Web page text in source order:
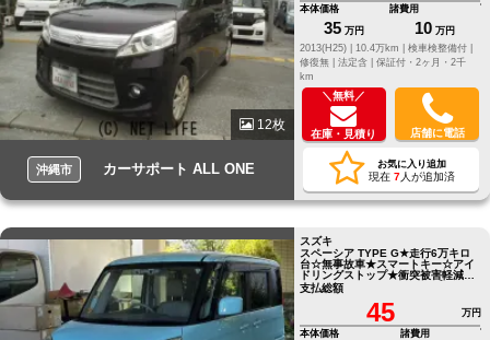
12枚
沖縄市 カーサポート ALL ONE
本体価格
35 万円
諸費用
10 万円
2013(H25) |
10.4万km |
検車検整備付 |
修復無 | 法定含 | 保証付・2ヶ月・2千
km
＼無料／
在庫・見積り 店舗に電話
お気に入り追加
現在 7人が追加済
スズキ
スペーシア TYPE G★走行6万キロ
台☆無事故車★スマートキー☆アイ
ドリングストップ★衝突被害軽減ブ
レーキ☆オートエアコン★プッシュ
スタート☆早い者勝ち★ ●他店にて
ローンNGだったお客様でもお気軽
にご相談ください●LINE
ID[@805icatl]
支払総額
45
万円
本体価格
諸費用